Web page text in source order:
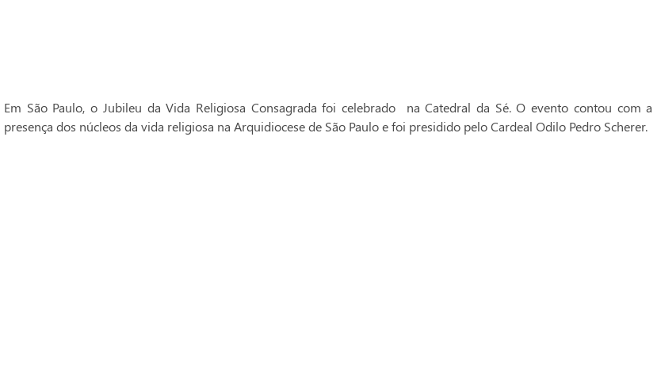
Em São Paulo, o Jubileu da Vida Religiosa Consagrada foi celebrado na Catedral da Sé. O evento contou com a
presença dos núcleos da vida religiosa na Arquidiocese de São Paulo e foi presidido pelo Cardeal Odilo Pedro Scherer.